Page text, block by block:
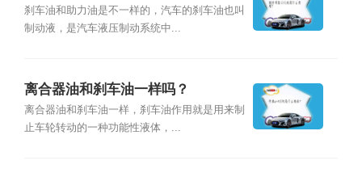
刹车油和助力油是不一样的，汽车的刹车油也叫
制动液，是汽车液压制动系统中...
离合器油和刹车油一样吗？
离合器油和刹车油一样，刹车油作用就是用来制
止车轮转动的一种功能性液体，...